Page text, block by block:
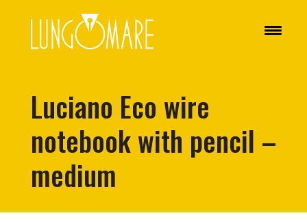
Luciano Eco wire
notebook with pencil –
medium